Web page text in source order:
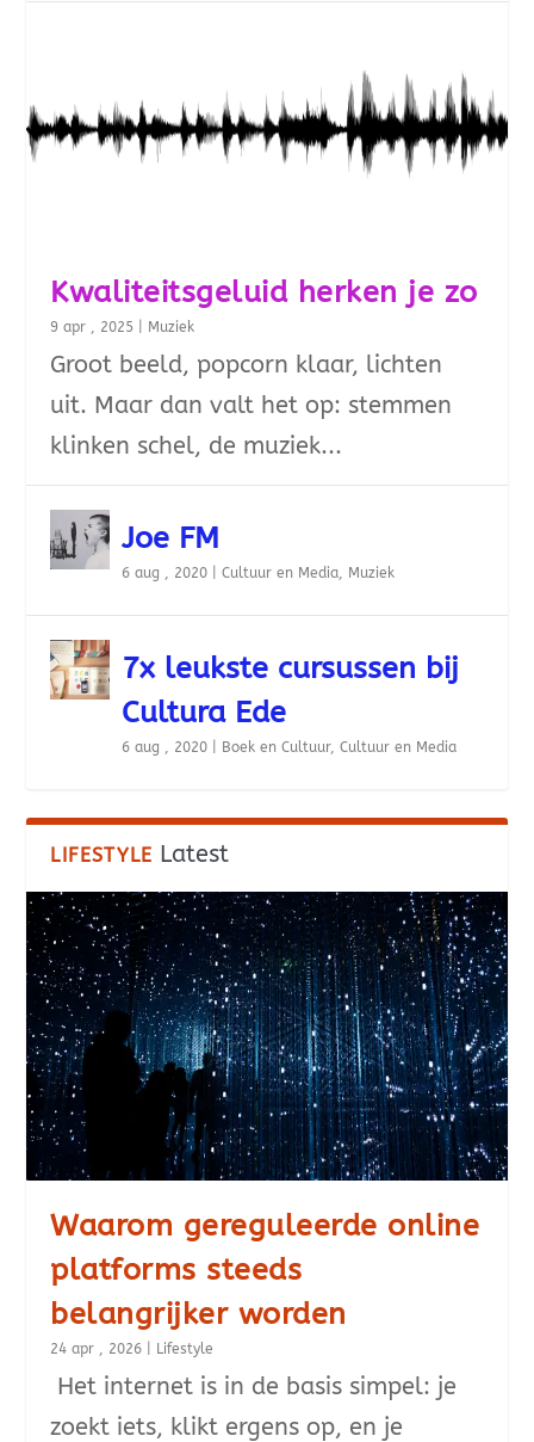
Kwaliteitsgeluid herken je zo
9 apr , 2025 Muziek
Groot beeld, popcorn klaar, lichten
uit. Maar dan valt het op: stemmen
klinken schel, de muziek...
Joe FM
6 aug , 2020 |Cultuur en Media, Muziek
7x leukste cursussen bij
Cultura Ede
6 aug , 2020 Boek en Cultuur,Cultuur en Media
LIFESTYLE Latest
Waarom gereguleerde online
platforms steeds
belangrijker worden
24 apr , 2026 Lifestyle
Het internet is in de basis simpel: je
zoekt iets, klikt ergens op, en je